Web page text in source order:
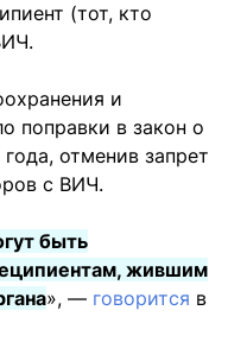
(тот, кто
и
поправки в закон о
отменив запрет
с ВИЧ.
быть
жившим
», — говорится в